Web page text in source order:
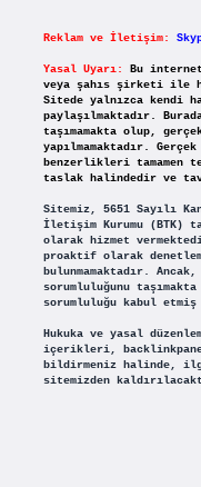
Reklam ve İletişim:
Yasal Uyarı:
Bu
veya şahıs şirketi ile
Sitede yalnızca kendi
paylaşılmaktadır.
taşımamakta olup,
yapılmamaktadır.
benzerlikleri tamamen
taslak halindedir ve
Sitemiz, 5651 Sayılı
İletişim Kurumu (BTK)
olarak hizmet
proaktif olarak
bulunmamaktadır.
sorumluluğunu
sorumluluğu kabul
Hukuka ve yasal
içerikleri,
bildirmeniz halinde,
sitemizden